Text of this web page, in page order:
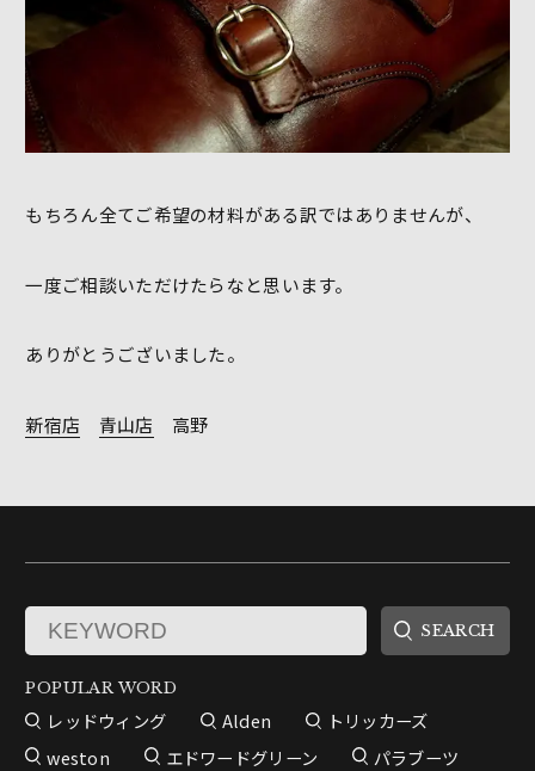
もちろん全てご希望の材料がある訳ではありませんが、
一度ご相談いただけたらなと思います。
ありがとうございました。
新宿店 青山店 高野
POPULAR WORD
レッドウィング Alden
トリッカーズ
weston
エドワードグリーン
パラブーツ